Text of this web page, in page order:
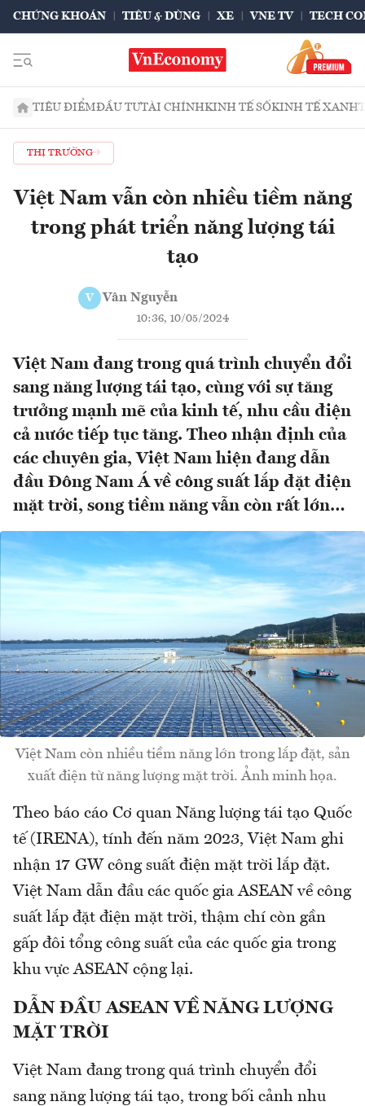
CHỨNG KHOÁN TIÊU & DÙNG XE VNE TV TECH
TIÊU ĐIỂMĐẦU TƯTÀI CHÍNHKINH TẾ SỐKINH TẾ XANH
THỊ TRƯỜNG
Việt Nam vẫn còn nhiều tiềm năng
trong phát triển năng lượng tái
tạo
V Vân Nguyễn
10:36, 10/05/2024
Việt Nam đang trong quá trình chuyển đổi
sang năng lượng tái tạo, cùng với sự tăng
trưởng mạnh mẽ của kinh tế, nhu cầu điện
cả nước tiếp tục tăng. Theo nhận định của
các chuyên gia, Việt Nam hiện đang dẫn
đầu Đông Nam Á về công suất lắp đặt điện
mặt trời, song tiềm năng vẫn còn rất lớn…
Việt Nam còn nhiều tiềm năng lớn trong lắp đặt, sản
xuất điện từ năng lượng mặt trời. Ảnh minh họa.
Theo báo cáo Cơ quan Năng lượng tái tạo Quốc
tế (IRENA), tính đến năm 2023, Việt Nam ghi
nhận 17 GW công suất điện mặt trời lắp đặt.
Việt Nam dẫn đầu các quốc gia ASEAN về công
suất lắp đặt điện mặt trời, thậm chí còn gần
gấp đôi tổng công suất của các quốc gia trong
khu vực ASEAN cộng lại.
DẪN ĐẦU ASEAN VỀ NĂNG LƯỢNG
MẶT TRỜI
Việt Nam đang trong quá trình chuyển đổi
sang năng lượng tái tạo, trong bối cảnh nhu